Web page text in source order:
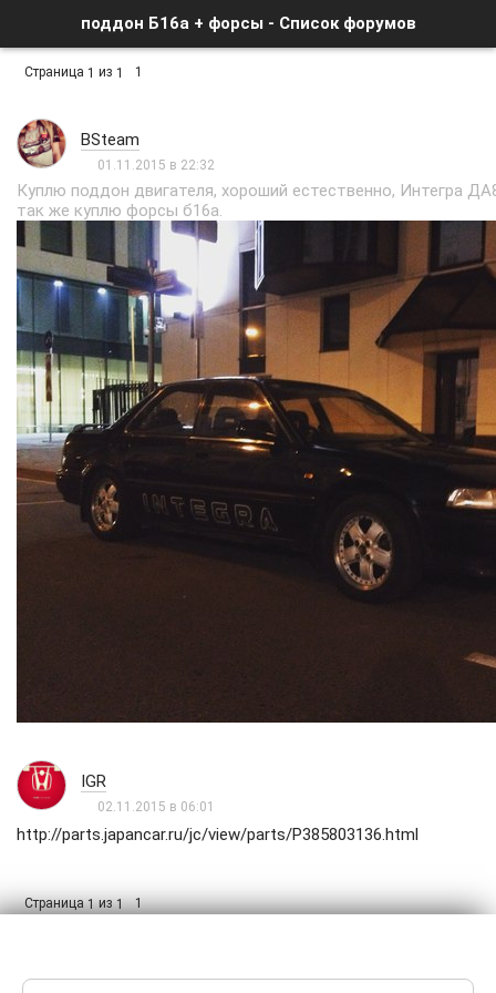
поддон Б16а + форсы - Список форумов
Страница 1 из 1 1
BSteam
01.11.2015 в 22:32
Куплю поддон двигателя, хороший естественно, Интегра
так же куплю форсы б16а.
IGR
02.11.2015 в 06:01
http://parts.japancar.ru/jc/view/parts/P385803136.html
Страница1из1 1